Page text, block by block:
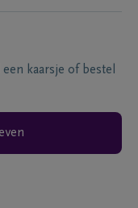
kaarsje of bestel